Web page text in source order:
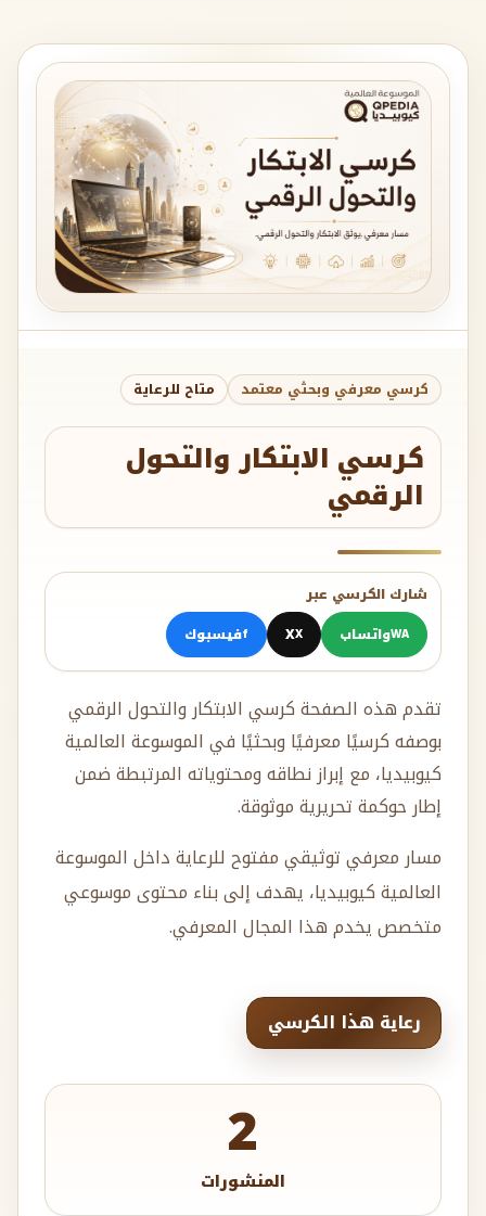
كرسي معرفي وبحثي معتمد متاح للرعاية
كرسي الابتكار والتحول
الرقمي
شارك الكرسي عبر
WAواتساب X
X
fفيسبوك
تقدم هذه الصفحة كرسي الابتكار والتحول الرقمي
بوصفه كرسيًا معرفيًا وبحثيًا في الموسوعة العالمية
كيوبيديا، مع إبراز نطاقه ومحتوياته المرتبطة ضمن
إطار حوكمة تحريرية موثوقة.
مسار معرفي توثيقي مفتوح للرعاية داخل الموسوعة
العالمية كيوبيديا، يهدف إلى بناء محتوى موسوعي
متخصص يخدم هذا المجال المعرفي.
رعاية هذا الكرسي
2
المنشورات